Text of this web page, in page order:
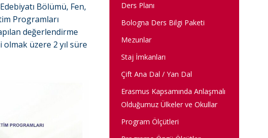
Bölümü, Fen,
Programları
değerlendirme
üzere 2 yıl süre
Ders Planı
Bologna Ders Bilgi Paketi
Mezunlar
Staj İmkanları
Çift Ana Dal / Yan Dal
Erasmus Kapsamında Anlaşmalı
Olduğumuz Ülkeler ve Okullar
Program Ölçütleri